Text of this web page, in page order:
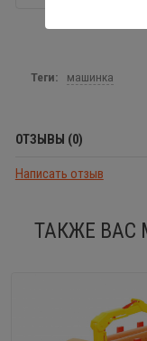
Теги: машинка
ОТЗЫВЫ (0)
Написать отзыв
ТАКЖЕ ВАС